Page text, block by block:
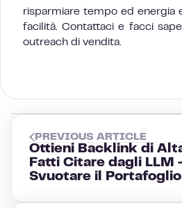
risparmiare tempo ed energia
facilità. Contattaci e facci
outreach di vendita.
PREVIOUS ARTICLE
Ottieni Backlink di
Fatti Citare dagli LLM
Svuotare il